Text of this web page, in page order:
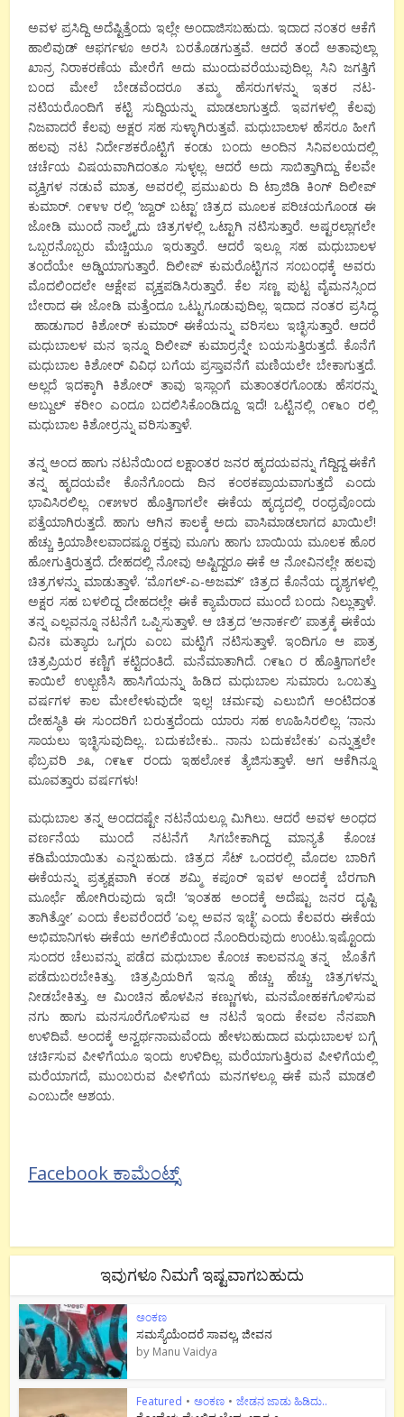
ಅವಳ ಪ್ರಸಿದ್ದಿ ಅದೆಷ್ಟಿತ್ತೆಂದು ಇಲ್ಲೇ ಅಂದಾಜಿಸಬಹುದು. ಇದಾದ ನಂತರ ಆಕೆಗೆ
ಹಾಲಿವುಡ್ ಆಫರ್ಗಳೂ ಅರಸಿ ಬರತೊಡಗುತ್ತವೆ. ಆದರೆ ತಂದೆ ಅತಾವುಲ್ಲಾ
ಖಾನ್ರ ನಿರಾಕರಣೆಯ ಮೇರೆಗೆ ಅದು ಮುಂದುವರೆಯುವುದಿಲ್ಲ. ಸಿನಿ ಜಗತ್ತಿಗೆ
ಬಂದ ಮೇಲೆ ಬೇಡವೆಂದರೂ ತಮ್ಮ ಹೆಸರುಗಳನ್ನು ಇತರ ನಟ-
ನಟಿಯರೊಂದಿಗೆ ಕಟ್ಟಿ ಸುದ್ದಿಯನ್ನು ಮಾಡಲಾಗುತ್ತದೆ. ಇವಗಳಲ್ಲಿ ಕೆಲವು
ನಿಜವಾದರೆ ಕೆಲವು ಅಕ್ಷರ ಸಹ ಸುಳ್ಳಾಗಿರುತ್ತವೆ. ಮಧುಬಾಲಾಳ ಹೆಸರೂ ಹೀಗೆ
ಹಲವು ನಟ ನಿರ್ದೇಶಕರೊಟ್ಟಿಗೆ ಕಂಡು ಬಂದು ಅಂದಿನ ಸಿನಿವಲಯದಲ್ಲಿ
ಚರ್ಚೆಯ ವಿಷಯವಾಗಿದಂತೂ ಸುಳ್ಳಲ್ಲ. ಆದರೆ ಅದು ಸಾಬಿತ್ತಾಗಿದ್ದು ಕೆಲವೇ
ವ್ಯಕ್ತಿಗಳ ನಡುವೆ ಮಾತ್ರ. ಅವರಲ್ಲಿ ಪ್ರಮುಖರು ದಿ ಟ್ರಾಜಿಡಿ ಕಿಂಗ್ ದಿಲೀಪ್
ಕುಮಾರ್. ೧೯೪೪ ರಲ್ಲಿ ‘ಜ್ವಾರ್ ಬಟ್ಟಾ’ ಚಿತ್ರದ ಮೂಲಕ ಪರಿಚಯಗೊಂಡ ಈ
ಜೋಡಿ ಮುಂದೆ ನಾಲ್ಕೈದು ಚಿತ್ರಗಳಲ್ಲಿ ಒಟ್ಟಾಗಿ ನಟಿಸುತ್ತಾರೆ. ಅಷ್ಟರಲ್ಲಾಗಲೇ
ಒಬ್ಬರನೊಬ್ಬರು ಮೆಚ್ಚಿಯೂ ಇರುತ್ತಾರೆ. ಆದರೆ ಇಲ್ಲೂ ಸಹ ಮಧುಬಾಲಳ
ತಂದೆಯೇ ಅಡ್ಡಿಯಾಗುತ್ತಾರೆ. ದಿಲೀಪ್ ಕುಮರೊಟ್ಟಿಗನ ಸಂಬಂಧಕ್ಕೆ ಅವರು
ಮೊದಲಿಂದಲೇ ಆಕ್ಷೇಪ ವ್ಯಕ್ತಪಡಿಸಿರುತ್ತಾರೆ. ಕೆಲ ಸಣ್ಣ ಪುಟ್ಟ ವೈಮನಸ್ಸಿಂದ
ಬೇರಾದ ಈ ಜೋಡಿ ಮತ್ತೆಂದೂ ಒಟ್ಟುಗೂಡುವುದಿಲ್ಲ. ಇದಾದ ನಂತರ ಪ್ರಸಿದ್ಧ
ಹಾಡುಗಾರ ಕಿಶೋರ್ ಕುಮಾರ್ ಈಕೆಯನ್ನು ವರಿಸಲು ಇಚ್ಛಿಸುತ್ತಾರೆ. ಆದರೆ
ಮಧುಬಾಲಳ ಮನ ಇನ್ನೂ ದಿಲೀಪ್ ಕುಮಾರ್ರನ್ನೇ ಬಯಸುತ್ತಿರುತ್ತದೆ. ಕೊನೆಗೆ
ಮಧುಬಾಲ ಕಿಶೋರ್ ವಿವಿಧ ಬಗೆಯ ಪ್ರಸ್ತಾವನೆಗೆ ಮಣಿಯಲೇ ಬೇಕಾಗುತ್ತದೆ.
ಅಲ್ಲದೆ ಇದಕ್ಕಾಗಿ ಕಿಶೋರ್ ತಾವು ಇಸ್ಲಾಂಗೆ ಮತಾಂತರಗೊಂಡು ಹೆಸರನ್ನು
ಅಬ್ದುಲ್ ಕರೀಂ ಎಂದೂ ಬದಲಿಸಿಕೊಂಡಿದ್ದೂ ಇದೆ! ಒಟ್ಟಿನಲ್ಲಿ ೧೯೬೦ ರಲ್ಲಿ
ಮಧುಬಾಲ ಕಿಶೋರ್ರನ್ನು ವರಿಸುತ್ತಾಳೆ.
ತನ್ನ ಅಂದ ಹಾಗು ನಟನೆಯಿಂದ ಲಕ್ಷಾಂತರ ಜನರ ಹೃದಯವನ್ನು ಗೆದ್ದಿದ್ದ ಈಕೆಗೆ
ತನ್ನ ಹೃದಯವೇ ಕೊನೆಗೊಂದು ದಿನ ಕಂಠಕಪ್ರಾಯವಾಗುತ್ತದೆ ಎಂದು
ಭಾವಿಸಿರಲಿಲ್ಲ. ೧೯೫೪ರ ಹೊತ್ತಿಗಾಗಲೇ ಈಕೆಯ ಹೃದ್ಯದಲ್ಲಿ ರಂಧ್ರವೊಂದು
ಪತ್ತೆಯಾಗಿರುತ್ತದೆ. ಹಾಗು ಆಗಿನ ಕಾಲಕ್ಕೆ ಅದು ವಾಸಿಮಾಡಲಾಗದ ಖಾಯಿಲೆ!
ಹೆಚ್ಚು ಕ್ರಿಯಾಶೀಲವಾದಷ್ಟೂ ರಕ್ತವು ಮೂಗು ಹಾಗು ಬಾಯಿಯ ಮೂಲಕ ಹೊರ
ಹೋಗುತ್ತಿರುತ್ತದೆ. ದೇಹದಲ್ಲಿ ನೋವು ಅಷ್ಟಿದ್ದರೂ ಈಕೆ ಆ ನೋವಿನಲ್ಲೇ ಹಲವು
ಚಿತ್ರಗಳನ್ನು ಮಾಡುತ್ತಾಳೆ. ‘ಮೊಗಲ್-ಎ-ಅಜಮ್’ ಚಿತ್ರದ ಕೊನೆಯ ದೃಶ್ಯಗಳಲ್ಲಿ
ಅಕ್ಷರ ಸಹ ಬಳಲಿದ್ದ ದೇಹದಲ್ಲೇ ಈಕೆ ಕ್ಯಾಮೆರಾದ ಮುಂದೆ ಬಂದು ನಿಲ್ಲುತ್ತಾಳೆ.
ತನ್ನ ಎಲ್ಲವನ್ನೂ ನಟನೆಗೆ ಒಪ್ಪಿಸುತ್ತಾಳೆ. ಆ ಚಿತ್ರದ ‘ಅನಾರ್ಕಲಿ’ ಪಾತ್ರಕ್ಕೆ ಈಕೆಯ
ವಿನಃ ಮತ್ಯಾರು ಒಗ್ಗರು ಎಂಬ ಮಟ್ಟಿಗೆ ನಟಿಸುತ್ತಾಳೆ. ಇಂದಿಗೂ ಆ ಪಾತ್ರ
ಚಿತ್ರಪ್ರಿಯರ ಕಣ್ಣಿಗೆ ಕಟ್ಟಿದಂತಿದೆ. ಮನೆಮಾತಾಗಿದೆ. ೧೯೬೧ ರ ಹೊತ್ತಿಗಾಗಲೇ
ಕಾಯಿಲೆ ಉಲ್ಬಣಿಸಿ ಹಾಸಿಗೆಯನ್ನು ಹಿಡಿದ ಮಧುಬಾಲ ಸುಮಾರು ಒಂಬತ್ತು
ವರ್ಷಗಳ ಕಾಲ ಮೇಲೇಳುವುದೇ ಇಲ್ಲ! ಚರ್ಮವು ಎಲುಬಿಗೆ ಅಂಟಿದಂತ
ದೇಹಸ್ಥಿತಿ ಈ ಸುಂದರಿಗೆ ಬರುತ್ತದೆಂದು ಯಾರು ಸಹ ಊಹಿಸಿರಲಿಲ್ಲ. ‘ನಾನು
ಸಾಯಲು ಇಚ್ಛಿಸುವುದಿಲ್ಲ.. ಬದುಕಬೇಕು.. ನಾನು ಬದುಕಬೇಕು’ ಎನ್ನುತ್ತಲೇ
ಫೆಬ್ರವರಿ ೨೩, ೧೯೬೯ ರಂದು ಇಹಲೋಕ ತ್ಯೆಜಿಸುತ್ತಾಳೆ. ಆಗ ಆಕೆಗಿನ್ನೂ
ಮೂವತ್ತಾರು ವರ್ಷಗಳು!
ಮಧುಬಾಲ ತನ್ನ ಅಂದದಷ್ಟೇ ನಟನೆಯಲ್ಲೂ ಮಿಗಿಲು. ಆದರೆ ಅವಳ ಅಂಧದ
ವರ್ಣನೆಯ ಮುಂದೆ ನಟನೆಗೆ ಸಿಗಬೇಕಾಗಿದ್ದ ಮಾನ್ಯತೆ ಕೊಂಚ
ಕಡಿಮೆಯಾಯಿತು ಎನ್ನಬಹುದು. ಚಿತ್ರದ ಸೆಟ್ ಒಂದರಲ್ಲಿ ಮೊದಲ ಬಾರಿಗೆ
ಈಕೆಯನ್ನು ಪ್ರತ್ಯಕ್ಷವಾಗಿ ಕಂಡ ಶಮ್ಮಿ ಕಪೂರ್ ಇವಳ ಅಂದಕ್ಕೆ ಬೆರಗಾಗಿ
ಮೂರ್ಛೆ ಹೋಗಿರುವುದು ಇದೆ! ‘ಇಂತಹ ಅಂದಕ್ಕೆ ಅದೆಷ್ಟು ಜನರ ದೃಷ್ಟಿ
ತಾಗಿತ್ತೋ’ ಎಂದು ಕೆಲವರೆಂದರೆ ‘ಎಲ್ಲ ಅವನ ಇಚ್ಛೆ’ ಎಂದು ಕೆಲವರು ಈಕೆಯ
ಅಭಿಮಾನಿಗಳು ಈಕೆಯ ಅಗಲಿಕೆಯಿಂದ ನೊಂದಿರುವುದು ಉಂಟು.ಇಷ್ಟೊಂದು
ಸುಂದರ ಚೆಲುವನ್ನು ಪಡೆದ ಮಧುಬಾಲ ಕೊಂಚ ಕಾಲವನ್ನೂ ತನ್ನ ಜೊತೆಗೆ
ಪಡೆದುಬರಬೇಕಿತ್ತು. ಚಿತ್ರಪ್ರಿಯರಿಗೆ ಇನ್ನೂ ಹೆಚ್ಚು ಹೆಚ್ಚು ಚಿತ್ರಗಳನ್ನು
ನೀಡಬೇಕಿತ್ತು. ಆ ಮಿಂಚಿನ ಹೊಳಪಿನ ಕಣ್ಣುಗಳು, ಮನಮೋಹಕಗೊಳಿಸುವ
ನಗು ಹಾಗು ಮನಸೂರೆಗೊಳಿಸುವ ಆ ನಟನೆ ಇಂದು ಕೇವಲ ನೆನಪಾಗಿ
ಉಳಿದಿವೆ. ಅಂದಕ್ಕೆ ಅನ್ವರ್ಥನಾಮವೆಂದು ಹೇಳಬಹುದಾದ ಮಧುಬಾಲಳ ಬಗ್ಗೆ
ಚರ್ಚಿಸುವ ಪೀಳಿಗೆಯೂ ಇಂದು ಉಳಿದಿಲ್ಲ. ಮರೆಯಾಗುತ್ತಿರುವ ಪೀಳಿಗೆಯಲ್ಲಿ
ಮರೆಯಾಗದೆ, ಮುಂಬರುವ ಪೀಳಿಗೆಯ ಮನಗಳಲ್ಲೂ ಈಕೆ ಮನೆ ಮಾಡಲಿ
ಎಂಬುದೇ ಆಶಯ.
Facebook ಕಾಮೆಂಟ್ಸ್
ಇವುಗಳೂ ನಿಮಗೆ ಇಷ್ಟವಾಗಬಹುದು
ಅಂಕಣ
ಸಮಸ್ಯೆಯೆಂದರೆ ಸಾವಲ್ಲ, ಜೀವನ
by Manu Vaidya
Featured • ಅಂಕಣ • ಜೇಡನ ಜಾಡು ಹಿಡಿದು..